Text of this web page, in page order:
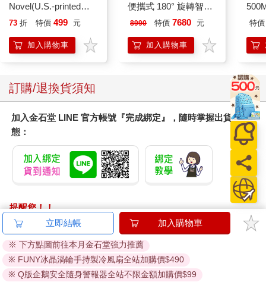
Novel(U.S.-printed
edition)
73 折 特價 499 元
加入購物車
便攜式 180° 旋轉智能
投影機
8990 特價 7680 元
加入購物車
特價
訂購/退換貨須知
加入金石堂 LINE 官方帳號『完成綁定』，隨時掌握出貨動
態：
提醒您！！
金石堂及銀行均不會請您操作ATM! 如接獲電話要求您前往
ATM提款機，請不要聽從指示，以免受騙上當！
退換貨須知：
**提醒您，鑑賞期不等於試用期，退回商品須為全新狀態**
立即結帳 加入購物車
※ 下方點圖前往本月金石堂強力推薦
※ FUNY冰晶渦輪手持製冷風扇全站加購價$490
※ Q版企鵝安全隨身警報器全站不限金額加購價$99